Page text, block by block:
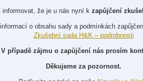
by Vás také zajímat...
informovat, že je u nás nyní k zapůjčení
o obsahu sady a podmínkách
Zkušební sada H&K – podrobnosti
V případě zájmu o zapůjčení nás prosím
Děkujeme za pozornost.